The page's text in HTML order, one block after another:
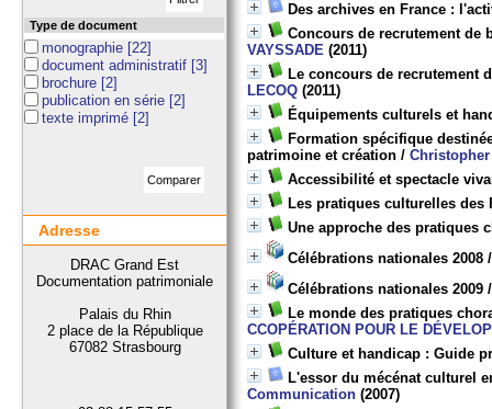
Des archives en France :
Concours de recrutement de
VAYSSADE (2011)
Le concours de recrutement
LECOQ (2011)
Équipements culturels et
Formation spécifique
patrimoine et création /
Accessibilité et spectacle
Les pratiques culturelles des
Une approche des pratiques
Célébrations nationales 2008
Célébrations nationales 2009
Le monde des pratiques
CCOPÉRATION POUR LE
Culture et handicap : Guide
L'essor du mécénat culturel
Communication (2007)
Type de document
monographie [22]
document administratif [3]
brochure [2]
publication en série [2]
texte imprimé [2]
Adresse
DRAC Grand Est
Documentation patrimoniale
Palais du Rhin
2 place de la République
67082 Strasbourg